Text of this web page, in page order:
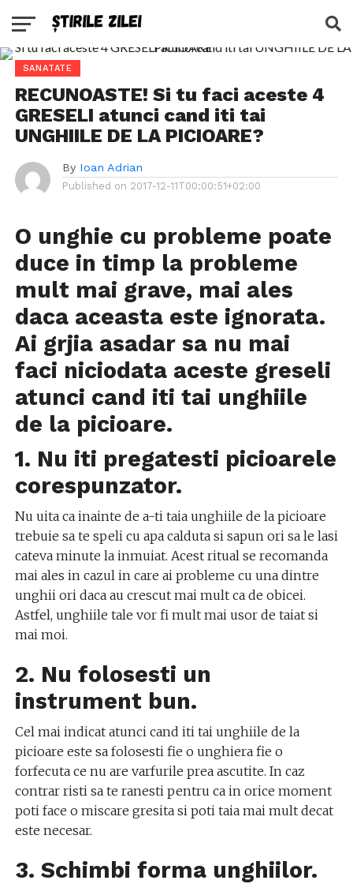
SANATATE
RECUNOASTE! Si tu faci aceste 4
GRESELI atunci cand iti tai
UNGHIILE DE LA PICIOARE?
By Ioan Adrian
Published on 2017-12-11T00:00:51+02:00
O unghie cu probleme poate
duce in timp la probleme
mult mai grave, mai ales
daca aceasta este ignorata.
Ai grjia asadar sa nu mai
faci niciodata aceste greseli
atunci cand iti tai unghiile
de la picioare.
1. Nu iti pregatesti picioarele
corespunzator.
Nu uita ca inainte de a-ti taia unghiile de la picioare
trebuie sa te speli cu apa calduta si sapun ori sa le lasi
cateva minute la inmuiat. Acest ritual se recomanda
mai ales in cazul in care ai probleme cu una dintre
unghii ori daca au crescut mai mult ca de obicei.
Astfel, unghiile tale vor fi mult mai usor de taiat si
mai moi.
2. Nu folosesti un
instrument bun.
Cel mai indicat atunci cand iti tai unghiile de la
picioare este sa folosesti fie o unghiera fie o
forfecuta ce nu are varfurile prea ascutite. In caz
contrar risti sa te ranesti pentru ca in orice moment
poti face o miscare gresita si poti taia mai mult decat
este necesar.
3. Schimbi forma unghiilor.